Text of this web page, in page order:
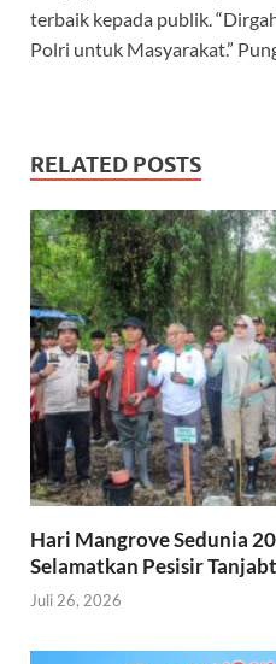
terbaik kepada publik.
Polri untuk Masyarakat.”
RELATED POSTS
Hari Mangrove Sedunia
Selamatkan Pesisir
Juli 26, 2026